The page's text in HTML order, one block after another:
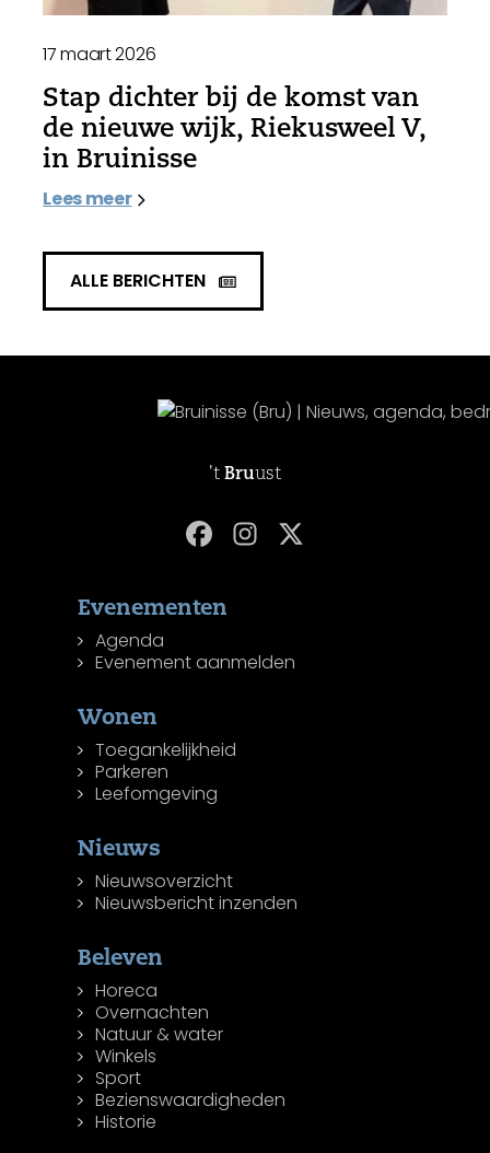
17 maart 2026
Stap dichter bij de komst van
de nieuwe wijk, Riekusweel V,
in Bruinisse
Lees meer
ALLE BERICHTEN
't Bruust
Evenementen
Agenda
Evenement aanmelden
Wonen
Toegankelijkheid
Parkeren
Leefomgeving
Nieuws
Nieuwsoverzicht
Nieuwsbericht inzenden
Beleven
Horeca
Overnachten
Natuur & water
Winkels
Sport
Bezienswaardigheden
Historie